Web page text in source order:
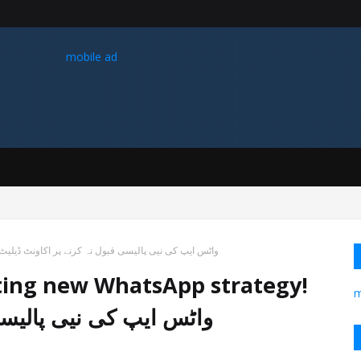
mobile ad
پارٹی کے آئین، ضابطہ اخلاق اور تنظیمی نظم و ضبط کی سنگین
Erase represent not tolerating new WhatsApp strategy! واٹس ایپ کی نیی پالیسی قبول نہ کرنے پر اکاونٹ ڈیلیٹ
new WhatsApp strategy!
واٹس ایپ کی نیی